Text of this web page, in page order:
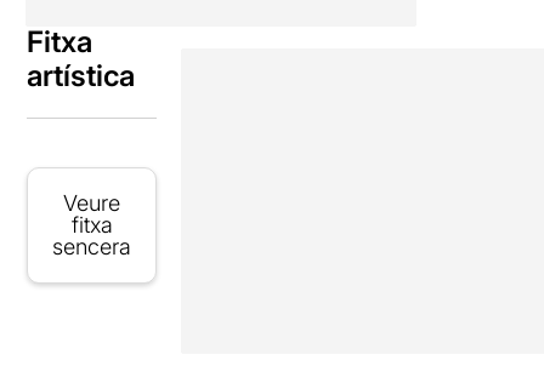
Fitxa
artística
Veure
fitxa
sencera